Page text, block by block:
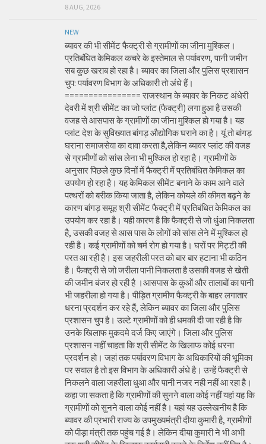
8 AUG, 2026
NEW
ब्यावर की भी सीमेंट फैक्ट्री से ग्रामीणों का जीना मुश्किल।
प्रतिबंधित केमिकल कचरे के इस्तेमाल से पर्यावरण, पानी जमीन
सब कुछ खराब हो रहा है। ब्यावर का जिला और पुलिस प्रशासन
चुप: पर्यावरण विभाग के अधिकारी तो अंधे हैं।
================ राजस्थान के ब्यावर के निकट अंधेरी
देवरी में श्री सीमेंट का जो प्लांट (फैक्ट्री) लगा हुआ है उसकी
वजह से आसपास के ग्रामीणों का जीना मुश्किल हो गया है। यह
प्लांट देश के सुविख्यात बांगड़ औद्योगिक घराने का है। यूं तो बांगड़
घराना समाजसेवा का दावा करता है,लेकिन ब्यावर प्लांट की वजह
से ग्रामीणों को सांस लेना भी मुश्किल हो रहा है। ग्रामीणों के
अनुसार पिछले कुछ दिनों में फैक्ट्री में प्रतिबंधित केमिकल का
उपयोग हो रहा है। यह केमिकल सीमेंट बनाने के काम आने वाले
पत्थरों को बरीक किया जाता है, लेकिन कोयले की कीमत बढ़ने के
कारण बांगड़ समूह श्री सीमेंट फैक्ट्री में प्रतिबंधित केमिकल का
उपयोग कर रहा है। यही कारण है कि फैक्ट्री से जो धुंआ निकलता
है, उसकी वजह से आस पास के लोगों को सांस लेने में मुश्किल हो
रही है। कई ग्रामीणों को चर्म रोग हो गया है। घरों पर मिट्टी की
परत आ रही है। इस जहरीली परत को बार बार हटाना भी कठिन
है। फैक्ट्री से जो जरीला पानी निकलता है उसकी वजह से खेती
की जमीन बंजर हो रही है ।आसपास के कुओं और तालाबों का पानी
भी जहरीला हो गया है। पीड़ित ग्रामीण फैक्ट्री के बाहर लगातार
धरना प्रदर्शन कर रहे हैं, लेकिन ब्यावर का जिला और पुलिस
प्रशासन चुप है। उल्टे ग्रामीणों को ही धमकी दी जा रही है कि
उनके खिलाफ मुकदमे दर्ज किए जाएंगे। जिला और पुलिस
प्रशासन नहीं चाहता कि श्री सीमेंट के खिलाफ कोई धरना
प्रदर्शन हो। जहां तक पर्यावरण विभाग के अधिकारियों की भूमिका
पर सवाल है तो इस विभाग के अधिकारी अंधे है। उन्हें फैक्ट्री से
निकलने वाला जहरीला धुआ और पानी नजर नही नहीं आ रहा है।
कहा जा सकता है कि ग्रामीणों की सुनने वाला कोई नहीं यहां यह कि
ग्रामीणों को सुनने वाला कोई नहीं है। यहां यह उल्लेखनीय है कि
ब्यावर की प्रभारी राज्य के उपमुख्यमंत्री दीया कुमारी है, ग्रामीणों
को पीड़ा मंत्री तक पहुंच गई है। लेकिन दीया कुमारी ने भी अभी